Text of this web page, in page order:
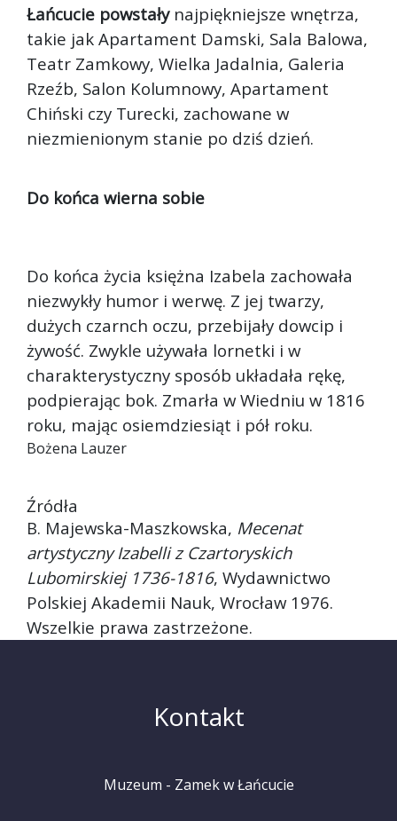
Łańcucie powstałynajpiękniejsze wnętrza,
takie jak Apartament Damski, Sala Balowa,
Teatr Zamkowy, Wielka Jadalnia, Galeria
Rzeźb, Salon Kolumnowy, Apartament
Chiński czy Turecki, zachowane w
niezmienionym stanie po dziś dzień.
Do końca wierna sobie
Do końca życia księżna Izabela zachowała
niezwykły humor i werwę. Z jej twarzy,
dużych czarnch oczu, przebijały dowcip i
żywość. Zwykle używała lornetki i w
charakterystyczny sposób układała rękę,
podpierając bok. Zmarła w Wiedniu w 1816
roku, mając osiemdziesiąt i pół roku.
Bożena Lauzer
Źródła
B. Majewska-Maszkowska, Mecenat
artystyczny Izabelli z Czartoryskich
Lubomirskiej 1736-1816, Wydawnictwo
Polskiej Akademii Nauk, Wrocław 1976.
Wszelkie prawa zastrzeżone.
Kontakt
Muzeum - Zamek w Łańcucie